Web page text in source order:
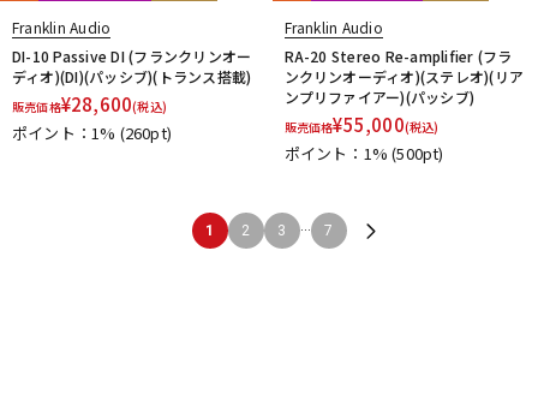
Franklin Audio
DI-10 Passive DI (フランクリンオー
ディオ)(DI)(パッシブ)(トランス搭載)
販売価格¥28,600(税込)
ポイント：1% (260pt)
Franklin Audio
RA-20 Stereo Re-amplifier (フラ
ンクリンオーディオ)(ステレオ)(リア
ンプリファイアー)(パッシブ)
販売価格¥55,000(税込)
ポイント：1%(500pt)
1 2 3 ... 7